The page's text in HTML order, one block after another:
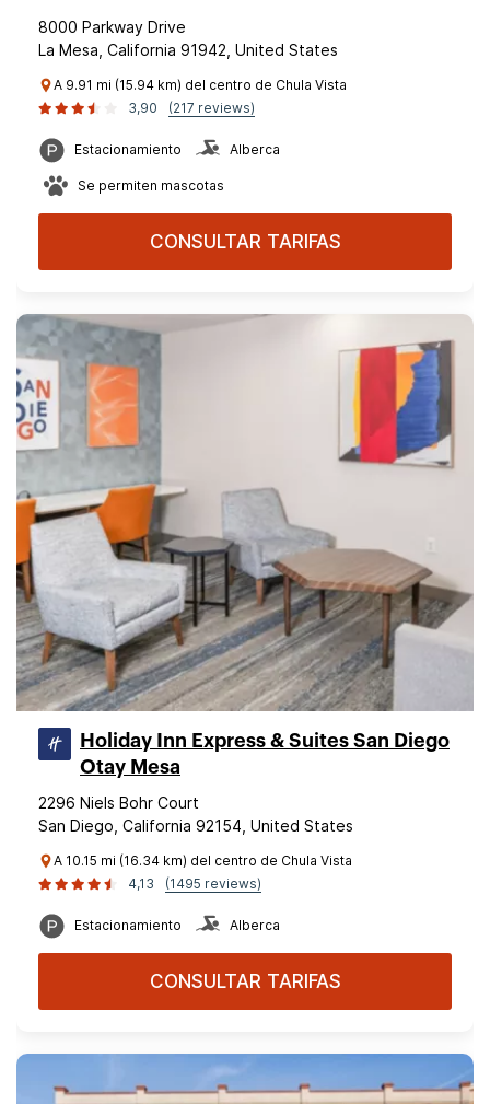
8000 Parkway Drive
La Mesa, California 91942, United States
A 9.91 mi (15.94 km) del centro de Chula Vista
3,90
(217 reviews)
Estacionamiento Alberca
Se permiten mascotas
CONSULTAR TARIFAS
Holiday Inn Express & Suites San Diego
Otay Mesa
2296 Niels Bohr Court
San Diego, California 92154, United States
A 10.15 mi (16.34 km) del centro de Chula Vista
4,13
(1495 reviews)
Estacionamiento Alberca
CONSULTAR TARIFAS